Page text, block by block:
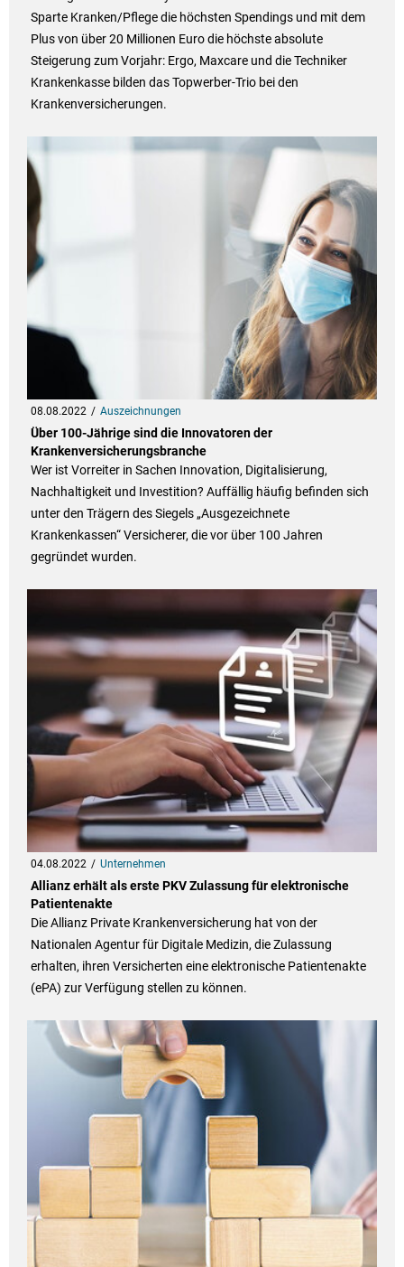
Sparte Kranken/Pflege die höchsten Spendings und mit dem
Plus von über 20 Millionen Euro die höchste absolute
Steigerung zum Vorjahr: Ergo, Maxcare und die Techniker
Krankenkasse bilden das Topwerber-Trio bei den
Krankenversicherungen.
08.08.2022 Auszeichnungen
Über 100-Jährige sind die Innovatoren der
Krankenversicherungsbranche
Wer ist Vorreiter in Sachen Innovation, Digitalisierung,
Nachhaltigkeit und Investition? Auffällig häufig befinden sich
unter den Trägern des Siegels „Ausgezeichnete
Krankenkassen“ Versicherer, die vor über 100 Jahren
gegründet wurden.
04.08.2022 Unternehmen
Allianz erhält als erste PKV Zulassung für elektronische
Patientenakte
Die Allianz Private Krankenversicherung hat von der
Nationalen Agentur für Digitale Medizin, die Zulassung
erhalten, ihren Versicherten eine elektronische Patientenakte
(ePA) zur Verfügung stellen zu können.